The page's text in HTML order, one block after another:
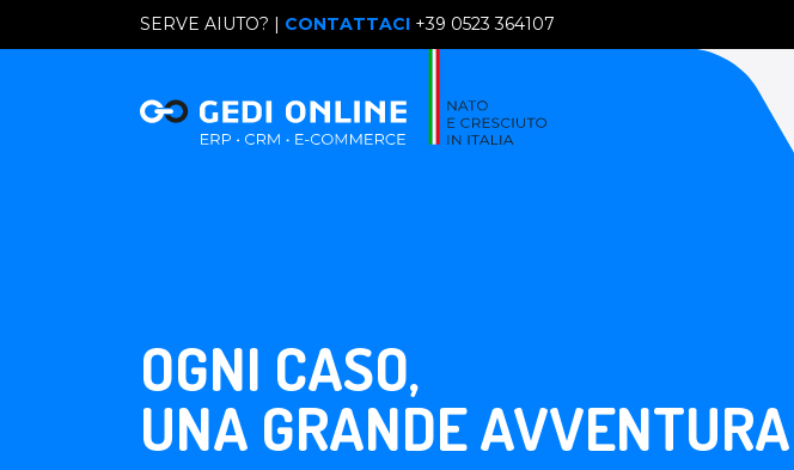
SERVE AIUTO? | CONTATTACI +39 0523 364107
OGNI CASO,
UNA GRANDE AVVENTURA